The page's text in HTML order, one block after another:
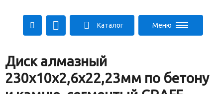
+375 29 564-00-00
Все для стройки
Log@hozdvor.by
Каталог Меню
Диск алмазный
230х10х2,6х22,23мм по бетону